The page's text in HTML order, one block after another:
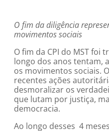
O fim da diligência
movimentos sociais
O fim da CPI do MST foi
longo dos anos tentam,
os movimentos sociais.
recentes ações
desmoralizar os
que lutam por justiça,
democracia.
Ao longo desses 4